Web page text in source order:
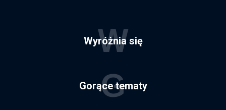
Wyróżnia się
W
Gorące tematy
G